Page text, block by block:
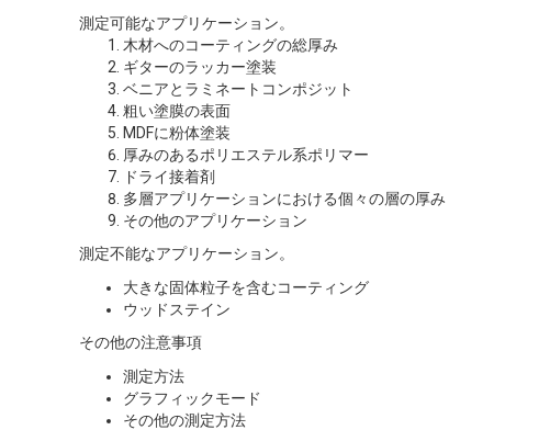
測定可能なアプリケーション。
木材へのコーティングの総厚み
ギターのラッカー塗装
ベニアとラミネートコンポジット
粗い塗膜の表面
MDFに粉体塗装
厚みのあるポリエステル系ポリマー
ドライ接着剤
多層アプリケーションにおける個々の層の厚み
その他のアプリケーション
測定不能なアプリケーション。
大きな固体粒子を含むコーティング
ウッドステイン
その他の注意事項
測定方法
グラフィックモード
その他の測定方法